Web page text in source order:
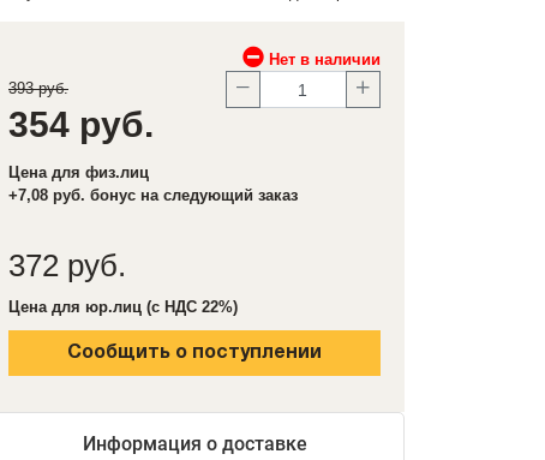
Нет в наличии
393 руб.
354 руб.
Цена для физ.лиц
+7,08 руб. бонус на следующий заказ
372 руб.
Цена для юр.лиц (с НДС 22%)
Сообщить о поступлении
Информация о доставке